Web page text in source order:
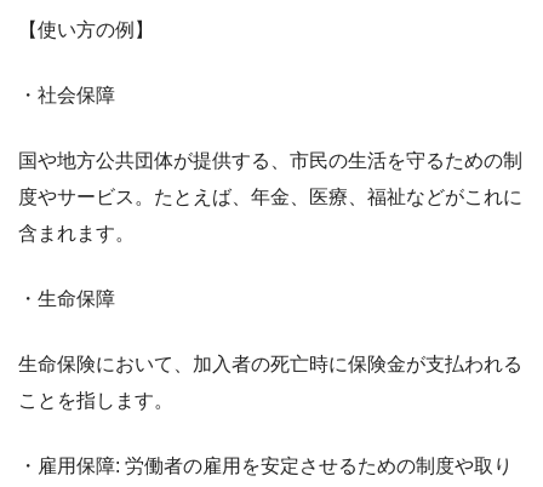
【使い方の例】
・社会保障
国や地方公共団体が提供する、市民の生活を守るための制
度やサービス。たとえば、年金、医療、福祉などがこれに
含まれます。
・生命保障
生命保険において、加入者の死亡時に保険金が支払われる
ことを指します。
・雇用保障: 労働者の雇用を安定させるための制度や取り